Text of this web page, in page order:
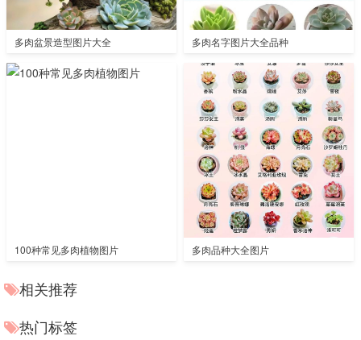
多肉盆景造型图片大全 多肉名字图片大全品种
100种常见多肉植物图片 多肉品种大全图片
相关推荐
热门标签